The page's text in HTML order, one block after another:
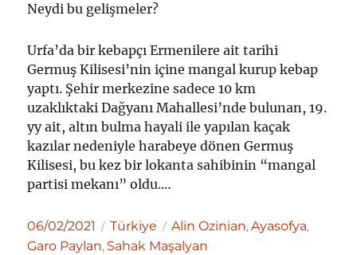
Neydi bu gelişmeler?
Urfa’da bir kebapçı Ermenilere ait tarihi
Germuş Kilisesi’nin içine mangal kurup kebap
yaptı. Şehir merkezine sadece 10 km
uzaklıktaki Dağyanı Mahallesi’nde bulunan, 19.
yy ait, altın bulma hayali ile yapılan kaçak
kazılar nedeniyle harabeye dönen Germuş
Kilisesi, bu kez bir lokanta sahibinin “mangal
partisi mekanı” oldu.…
Yayın
tarihi
06/02/2021 Kategoriler
Türkiye Etiketler
Alin Ozinian,Ayasofya,
Garo Paylan, Sahak Maşalyan